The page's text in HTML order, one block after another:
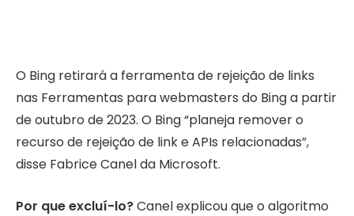
O Bing retirará a ferramenta de rejeição de links
nas Ferramentas para webmasters do Bing a partir
de outubro de 2023. O Bing “planeja remover o
recurso de rejeição de link e APIs relacionadas”,
disse Fabrice Canel da Microsoft.
Por que excluí-lo?Canel explicou que o algoritmo